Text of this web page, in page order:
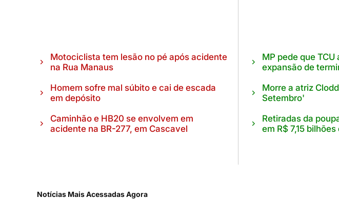
Motociclista tem lesão no pé após acidente
na Rua Manaus
Homem sofre mal súbito e cai de escada
em depósito
Caminhão e HB20 se envolvem em
acidente na BR-277, em Cascavel
MP pede que
expansão de
Morre a atriz
Setembro'
Retiradas da
em R$ 7,15
Notícias Mais Acessadas Agora